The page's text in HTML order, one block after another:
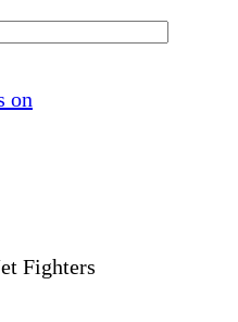
Fighters